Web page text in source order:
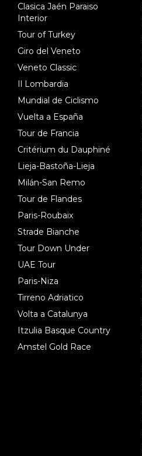
Clasica Jaén Paraiso
Interior
Tour of Turkey
Giro del Veneto
Veneto Classic
Il Lombardia
Mundial de Ciclismo
Vuelta a España
Tour de Francia
Critérium du Dauphiné
Lieja-Bastoña-Lieja
Milán-San Remo
Tour de Flandes
Paris-Roubaix
Strade Bianche
Tour Down Under
UAE Tour
Paris-Niza
Tirreno Adriatico
Volta a Catalunya
Itzulia Basque Country
Amstel Gold Race